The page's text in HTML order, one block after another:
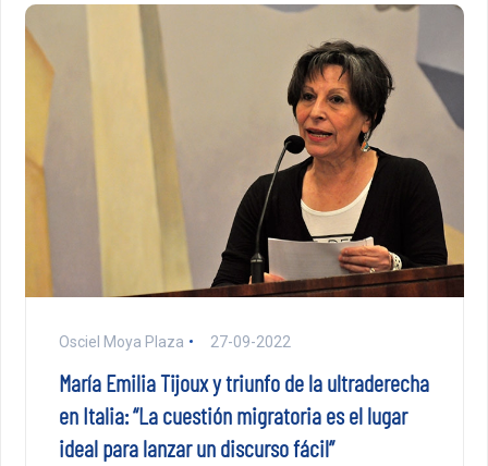
Osciel Moya Plaza 27-09-2022
María Emilia Tijoux y triunfo de la ultraderecha
en Italia: “La cuestión migratoria es el lugar
ideal para lanzar un discurso fácil”